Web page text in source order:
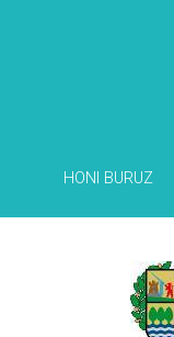
HONI BURUZ